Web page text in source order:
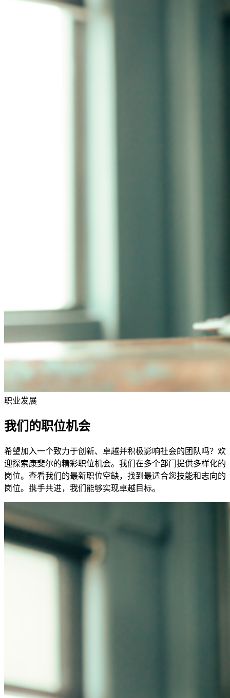
职业发展
我们的职位机会
希望加入一个致力于创新、卓越并积极影响社会的团队吗？欢
迎探索康斐尔的精彩职位机会。我们在多个部门提供多样化的
岗位。查看我们的最新职位空缺，找到最适合您技能和志向的
岗位。携手共进，我们能够实现卓越目标。